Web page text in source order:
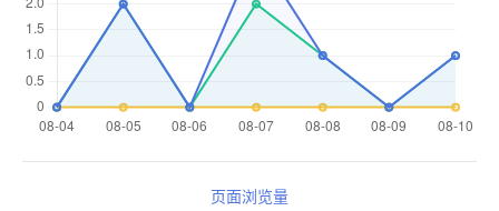
页面浏览量